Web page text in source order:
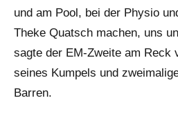
und am Pool, bei der Physio
Theke Quatsch machen, uns
sagte der EM-Zweite am Reck
seines Kumpels und
Barren.